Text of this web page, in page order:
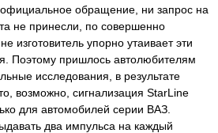
обращение, ни запрос на
не принесли, по совершенно
изготовитель упорно утаивает эти
Поэтому пришлось автолюбителям
исследования, в результате
возможно, сигнализация StarLine
для автомобилей серии ВАЗ.
два импульса на каждый